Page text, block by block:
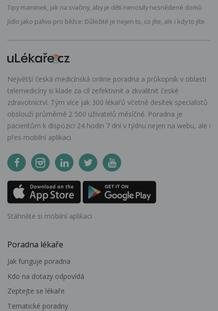
Tipy maminek, jak na svačiny, aby je děti nenosily nesnědené domů
Jídlo jako palivo pro běžce: Důležité je nejen to, co jíte, ale i kdy to jíte
Největší česká medicínská online poradna a průkopník v oblasti
telemedicíny si klade za cíl zefektivnit a zkvalitnit české
zdravotnictví. Tým více jak 300 lékařů včetně desítek specialistů
obslouží průměrně 2 500 uživatelů měsíčně. Poradna je
pacientům k dispozici 24 hodin 7 dní v týdnu nejen na webu, ale i
přes mobilní aplikaci.
Stáhněte si mobilní aplikaci
Poradna lékaře
Jak funguje poradna
Kdo na dotazy odpovídá
Zeptejte se lékaře
Tematické poradny